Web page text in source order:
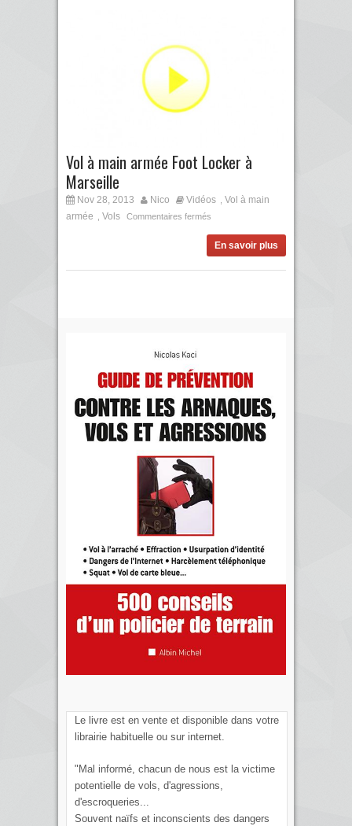
Vol à main armée Foot Locker à
Marseille
Nov 28, 2013 Nico Vidéos , Vol à main
armée , Vols Commentaires fermés
En savoir plus
Le livre est en vente et disponible dans votre
librairie habituelle ou sur internet.
"Mal informé, chacun de nous est la victime
potentielle de vols, d'agressions,
d'escroqueries...
Souvent naïfs et inconscients des dangers